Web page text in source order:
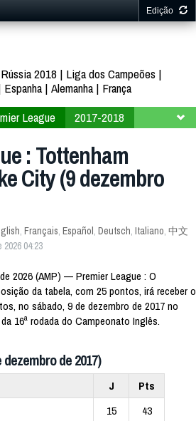
Edição
2018
Liga dos Campeões
Espanha Alemanha
França
League
2017-2018
: Tottenham
City (9 dezembro
, Français, Español, Deutsch, Italiano, 中文
04:23
2026 (AMP) — Premier League : O
da tabela, com 25 pontos, irá receber o
no sábado, 9 de dezembro de 2017 no
16ª rodada do Campeonato Inglês.
de 2017)
J
Pts
15
43